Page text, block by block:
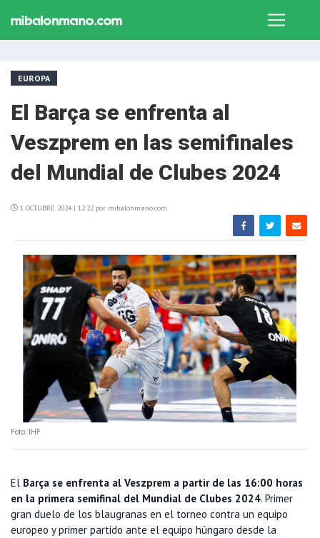
EUROPA
El Barça se enfrenta al
Veszprem en las semifinales
del Mundial de Clubes 2024
1 OCTUBRE 2024 | 12:22 por mibalonmano.com
Foto: IHF
El Barça se enfrenta al Veszprem a partir de las 16:00 horas
en la primera semifinal del Mundial de Clubes 2024. Primer
gran duelo de los blaugranas en el torneo contra un equipo
europeo y primer partido ante el equipo húngaro desde la